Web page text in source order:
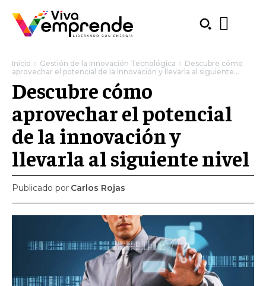
Welcome to Liberty Case
Inicio Gestión de la Innovación Tecnológica
Descubre cómo
aprovechar el potencial de la innovación y llevarla al siguiente...
Descubre cómo
aprovechar el potencial
de la innovación y
llevarla al siguiente nivel
Publicado por Carlos Rojas